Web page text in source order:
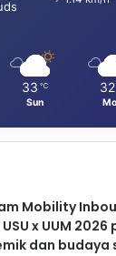
33 ℃
Sun
32
Mobility
USU x UUM
dan budaya